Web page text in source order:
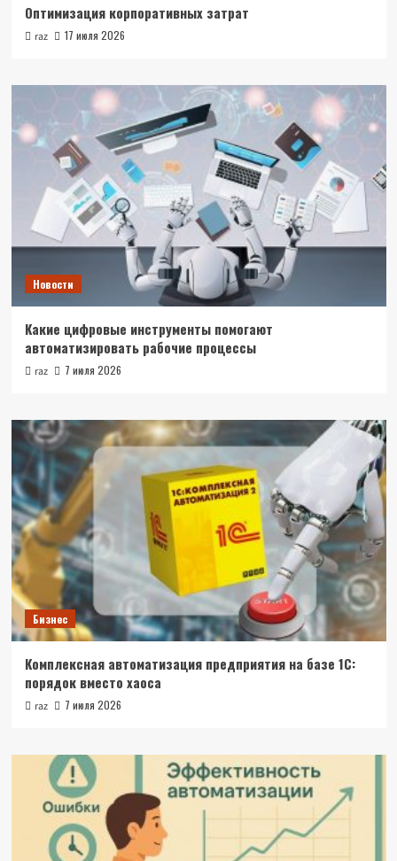
Оптимизация корпоративных затрат
raz 17 июля 2026
Новости
Какие цифровые инструменты помогают
автоматизировать рабочие процессы
raz 7 июля 2026
Бизнес
Комплексная автоматизация предприятия на базе 1С:
порядок вместо хаоса
raz 7 июля 2026